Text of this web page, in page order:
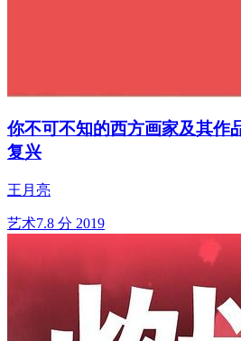
你不可不知的西方画家及其作
复兴
王月亮
艺术7.8 分 2019